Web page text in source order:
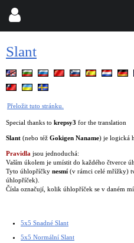
Slant
Přeložit tuto stránku.
Special thanks to krepsy3 for the translation
Slant (nebo též Gokigen Naname) je logická
Pravidla jsou jednoduchá:
Vaším úkolem je umístit do každého čtverce
Tyto úhlopříčky nesmí (v rámci celé mřížky)
úhlopříček).
Čísla označují, kolik úhlopříček se v daném
5x5 Snadné Slant
5x5 Normální Slant